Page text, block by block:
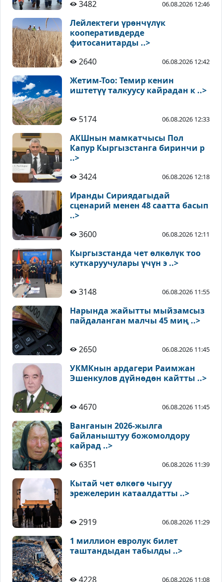
3482 06.08.2026 12:46
Лейлектеги үрөнчүлүк
кооперативдерде
фитосанитарды ..>
2640
06.08.2026 12:42
Жетим-Тоо: Темир кенин
иштетүү талкуусу кайрадан к ..>
5174 06.08.2026 12:33
АКШнын мамкатчысы Пол
Капур Кыргызстанга биринчи р
..>
3424
06.08.2026 12:18
Иранды Сириядагыдай
сценарий менен 48 саатта басып
..>
3600
06.08.2026 12:11
Кыргызстанда чет өлкөлүк тоо
куткаруучулары үчүн э ..>
3148 06.08.2026 11:55
Нарында жайытты мыйзамсыз
пайдаланган малчы 45 миң ..>
2650 06.08.2026 11:45
УКМКнын ардагери Раимжан
Эшенкулов дүйнөдөн кайтты ..>
4670 06.08.2026 11:45
Ванганын 2026-жылга
байланыштуу божомолдору
кайрад ..>
6351
06.08.2026 11:39
Кытай чет өлкөгө чыгуу
эрежелерин катаалдатты ..>
2919 06.08.2026 11:29
1 миллион евролук билет
таштандыдан табылды ..>
4228 06.08.2026 11:08